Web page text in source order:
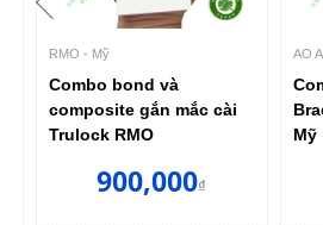
RMO - Mỹ
Combo bond và
composite gắn mắc cài
Trulock RMO
900,000₫
AO
Mỹ